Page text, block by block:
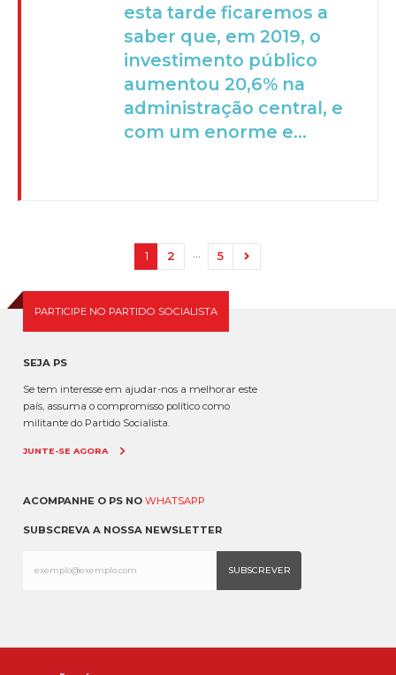
esta tarde ficaremos a
saber que, em 2019, o
investimento público
aumentou 20,6% na
administração central, e
com um enorme e...
1 2 … 5
PARTICIPE NO PARTIDO SOCIALISTA
SEJA PS
Se tem interesse em ajudar-nos a melhorar este
país, assuma o compromisso político como
militante do Partido Socialista.
JUNTE-SE AGORA
ACOMPANHE O PS NO WHATSAPP
SUBSCREVA A NOSSA NEWSLETTER